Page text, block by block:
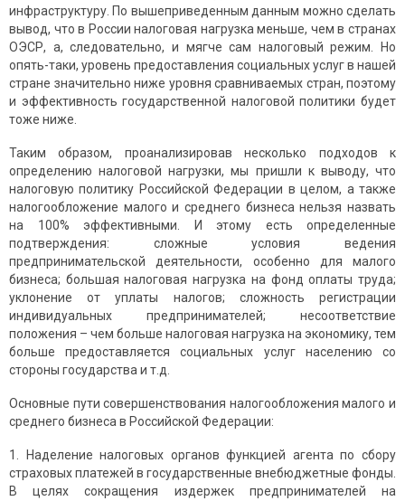
инфраструктуру. По вышеприведенным данным можно сделать
вывод, что в России налоговая нагрузка меньше, чем в странах
ОЭСР, а, следовательно, и мягче сам налоговый режим. Но
опять-таки, уровень предоставления социальных услуг в нашей
стране значительно ниже уровня сравниваемых стран, поэтому
и эффективность государственной налоговой политики будет
тоже ниже.
Таким образом, проанализировав несколько подходов к
определению налоговой нагрузки, мы пришли к выводу, что
налоговую политику Российской Федерации в целом, а также
налогообложение малого и среднего бизнеса нельзя назвать
на 100% эффективными. И этому есть определенные
подтверждения: сложные условия ведения
предпринимательской деятельности, особенно для малого
бизнеса; большая налоговая нагрузка на фонд оплаты труда;
уклонение от уплаты налогов; сложность регистрации
индивидуальных предпринимателей; несоответствие
положения – чем больше налоговая нагрузка на экономику, тем
больше предоставляется социальных услуг населению со
стороны государства и т.д.
Основные пути совершенствования налогообложения малого и
среднего бизнеса в Российской Федерации:
1. Наделение налоговых органов функцией агента по сбору
страховых платежей в государственные внебюджетные фонды.
В целях сокращения издержек предпринимателей на